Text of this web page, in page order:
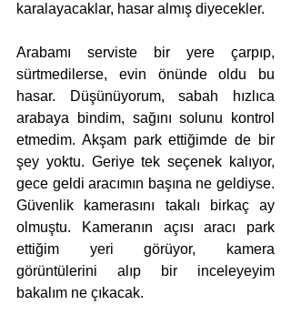
karalayacaklar, hasar almış diyecekler.
Arabamı serviste bir yere çarpıp,
sürtmedilerse, evin önünde oldu bu
hasar. Düşünüyorum, sabah hızlıca
arabaya bindim, sağını solunu kontrol
etmedim. Akşam park ettiğimde de bir
şey yoktu. Geriye tek seçenek kalıyor,
gece geldi aracımın başına ne geldiyse.
Güvenlik kamerasını takalı birkaç ay
olmuştu. Kameranın açısı aracı park
ettiğim yeri görüyor, kamera
görüntülerini alıp bir inceleyeyim
bakalım ne çıkacak.